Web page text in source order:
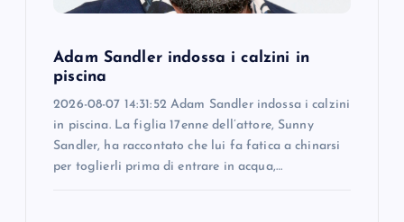
Adam Sandler indossa i calzini in
piscina
2026-08-07 14:31:52 Adam Sandler indossa i calzini
in piscina. La figlia 17enne dell’attore, Sunny
Sandler, ha raccontato che lui fa fatica a chinarsi
per toglierli prima di entrare in acqua,…